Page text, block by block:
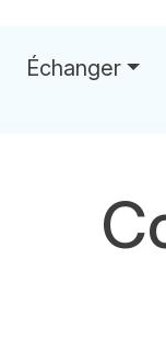
Échanger